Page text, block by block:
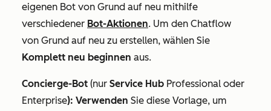
eigenen Bot von Grund auf neu mithilfe
verschiedener Bot-Aktionen. Um den Chatflow
von Grund auf neu zu erstellen, wählen Sie
Komplett neu beginnen aus.
Concierge-Bot (nur Service Hub Professional oder
Enterprise): Verwenden Sie diese Vorlage, um